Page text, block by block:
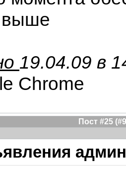
выше
19.04.09 в
Chrome
Пост #25